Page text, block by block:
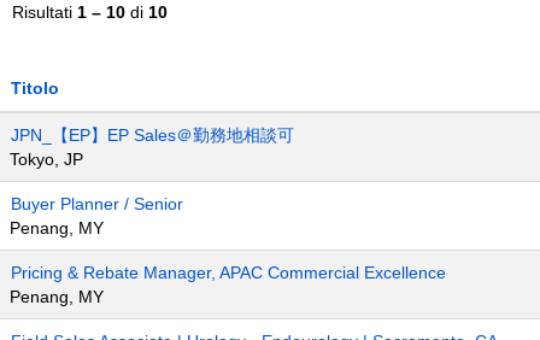
Risultati 1 – 10 di 10
Titolo
JPN_【EP】EP Sales＠勤務地相談可
Tokyo, JP
Buyer Planner / Senior
Penang, MY
Pricing & Rebate Manager, APAC Commercial Excellence
Penang, MY